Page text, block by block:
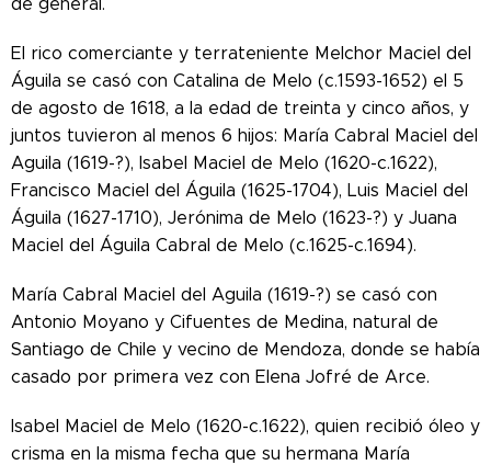
El rico comerciante y terrateniente Melchor Maciel del
Águila se casó con Catalina de Melo (c.1593-1652) el 5
de agosto de 1618, a la edad de treinta y cinco años, y
juntos tuvieron al menos 6 hijos: María Cabral Maciel del
Aguila (1619-?), Isabel Maciel de Melo (1620-c.1622),
Francisco Maciel del Águila (1625-1704), Luis Maciel del
Águila (1627-1710), Jerónima de Melo (1623-?) y Juana
Maciel del Águila Cabral de Melo (c.1625-c.1694).
María Cabral Maciel del Aguila (1619-?) se casó con
Antonio Moyano y Cifuentes de Medina, natural de
Santiago de Chile y vecino de Mendoza, donde se había
casado por primera vez con Elena Jofré de Arce.
Isabel Maciel de Melo (1620-c.1622), quien recibió óleo y
crisma en la misma fecha que su hermana María